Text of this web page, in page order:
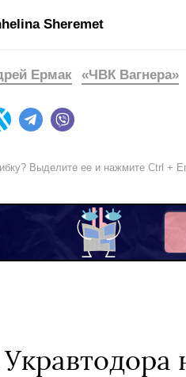
Sheremet
Twitter Telegram
Ермак «ЧВК Вагнера»
Выделите ее и нажмите Ctrl +